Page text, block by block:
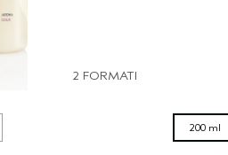
2 FORMATI
200 ml